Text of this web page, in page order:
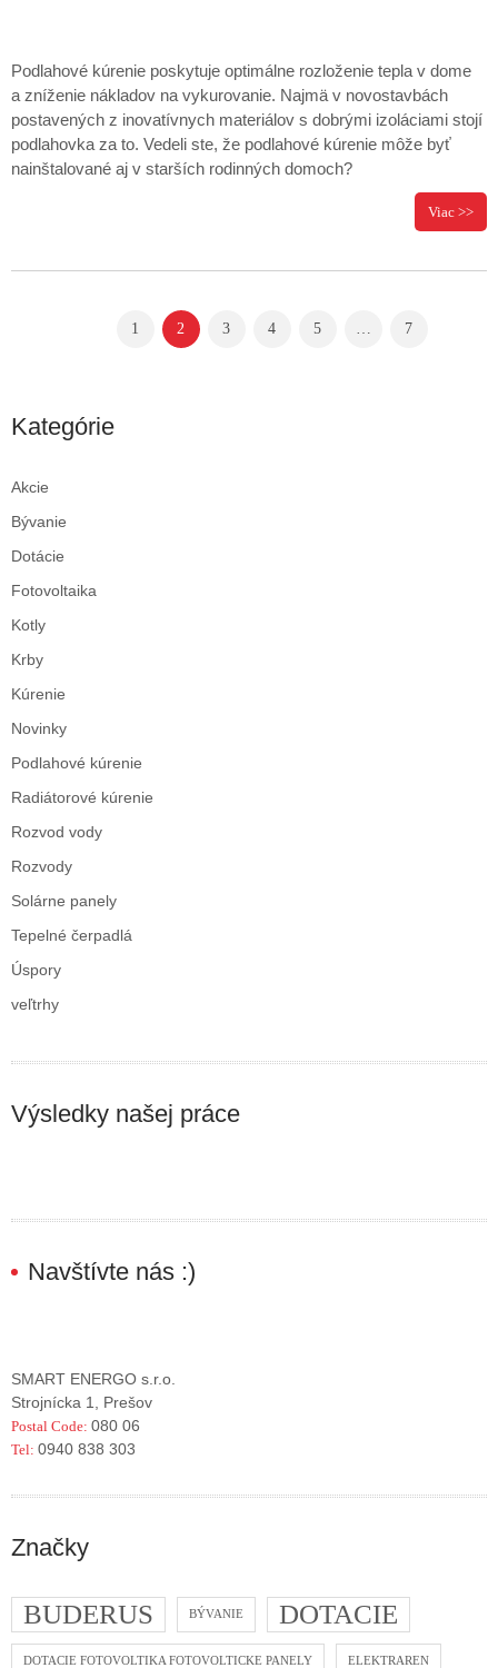
Podlahové kúrenie poskytuje optimálne rozloženie tepla v dome
a zníženie nákladov na vykurovanie. Najmä v novostavbách
postavených z inovatívnych materiálov s dobrými izoláciami stojí
podlahovka za to. Vedeli ste, že podlahové kúrenie môže byť
nainštalované aj v starších rodinných domoch?
Viac >>
1 2 3 4 5 … 7
Kategórie
Akcie
Bývanie
Dotácie
Fotovoltaika
Kotly
Krby
Kúrenie
Novinky
Podlahové kúrenie
Radiátorové kúrenie
Rozvod vody
Rozvody
Solárne panely
Tepelné čerpadlá
Úspory
veľtrhy
Výsledky našej práce
Navštívte nás :)
SMART ENERGO s.r.o.
Strojnícka 1, Prešov
Postal Code: 080 06
Tel: 0940 838 303
Značky
BUDERUS BÝVANIE DOTACIE
DOTACIE FOTOVOLTIKA FOTOVOLTICKE PANELY ELEKTRAREN